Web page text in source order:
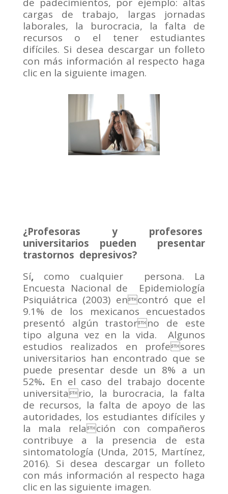
de padecimientos, por ejemplo: altas
cargas de trabajo, largas jornadas
laborales, la burocracia, la falta de
recursos o el tener estudiantes
difíciles. Si desea descargar un folleto
con más información al respecto haga
clic en la siguiente imagen.
¿Profesoras y profesores
universitarios pueden presentar
trastornos depresivos?
Sí,como cualquier persona. La
Encuesta Nacional de Epidemiología
Psiquiátrica (2003) encontró que el
9.1% de los mexicanos encuestados
presentó algún trastorno de este
tipo alguna vez en la vida. Algunos
estudios realizados en profesores
universitarios han encontrado que se
puede presentar desde un 8% a un
52%. En el caso del trabajo docente
universitario, la burocracia, la falta
de recursos, la falta de apoyo de las
autoridades, los estudiantes difíciles y
la mala relación con compañeros
contribuye a la presencia de esta
sintomatología (Unda, 2015, Martínez,
2016). Si desea descargar un folleto
con más información al respecto haga
clic en las siguiente imagen.